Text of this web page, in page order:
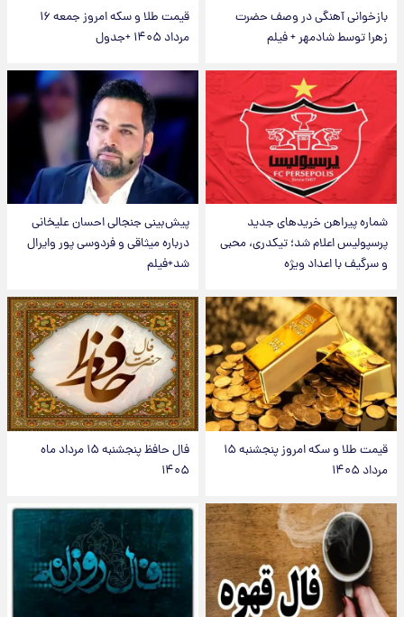
بازخوانی آهنگی در وصف حضرت
زهرا توسط شادمهر + فیلم
قیمت طلا و سکه امروز جمعه ۱۶
مرداد ۱۴۰۵ +جدول
شماره پیراهن خریدهای جدید
پرسپولیس اعلام شد؛ تیکدری، محبی
و سرگیف با اعداد ویژه
پیش‌بینی جنجالی احسان علیخانی
درباره میثاقی و فردوسی پور وایرال
شد+فیلم
قیمت طلا و سکه امروز پنجشنبه ۱۵
مرداد ۱۴۰۵
فال حافظ پنجشنبه ۱۵ مرداد ماه
۱۴۰۵